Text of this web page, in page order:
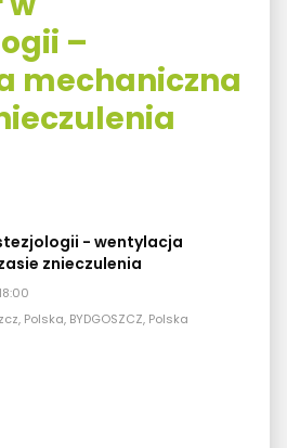
–
mechaniczna
- wentylacja
znieczulenia
18:00
Polska, BYDGOSZCZ, Polska